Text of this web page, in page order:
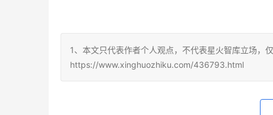
1、本文只代表作者个人观点，不代表星火智库立场，
https://www.xinghuozhiku.com/436793.html